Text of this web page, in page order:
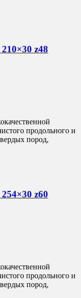
z48
продольного и
пород,
z60
продольного и
пород,